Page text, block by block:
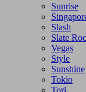
Sunrise
Slash
Slate
Vegas
Style
Sunshine
Tokio
Tori